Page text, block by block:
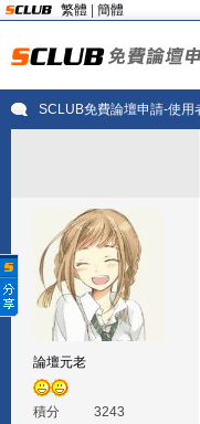
繁體 簡體
SCLUB免費論壇申請-使用
論壇元老
積分
3243